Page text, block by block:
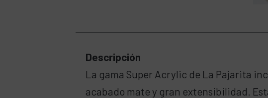
Descripción
La gama Super Acrylic de La Pajarita
acabado mate y gran extensibilidad.